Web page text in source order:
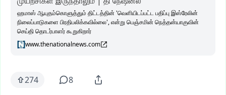
ஹமாஸ் ஆயுதம்கொளுத்தும் திட்டத்தின் 'வெளியிடப்பட்ட பதிப்பு இஸ்ரேலின்
நிலைப்பாடுகளை பிரதிபலிக்கவில்லை', என்று பெஞ்சமின் நெத்தன்யாகுவின்
செய்தி தொடர்பாளர் கூறுகிறார்
www.thenationalnews.com
274 8